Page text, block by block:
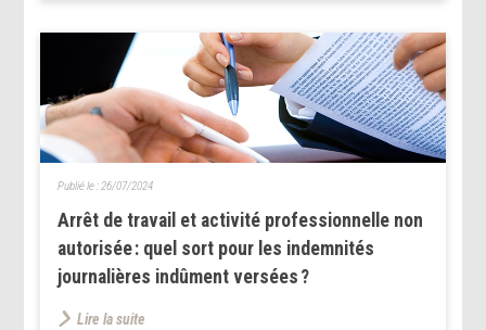
Arrêt de travail et activité professionnelle non
autorisée : quel sort pour les indemnités
journalières indûment versées ?
Publié le : 26/07/2024
Lire la suite